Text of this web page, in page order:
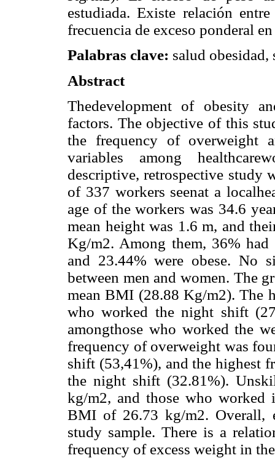
estudiada. Existe relación
frecuencia de exceso ponderal
Palabras clave: salud obesidad,
Abstract
Thedevelopment of obesity
factors. The objective of this
the frequency of overweight
variables among
descriptive, retrospective study
of 337 workers seenat a
age of the workers was 34.6
mean height was 1.6 m, and
Kg/m2. Among them, 36%
and 23.44% were obese. No
between men and women. The
mean BMI (28.88 Kg/m2). The
who worked the night shift
amongthose who worked the
frequency of overweight was
shift (53,41%), and the highest
the night shift (32.81%).
kg/m2, and those who worked
BMI of 26.73 kg/m2. Overall,
study sample. There is a
frequency of excess weight in